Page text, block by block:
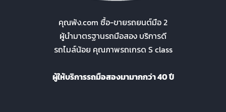
คุณพ้ง.com ซื้อ-ขายรถยนต์มือ 2
ผู้นำมาตรฐานรถมือสอง บริการดี
รถไมล์น้อย คุณภาพรถเกรด S class
ผู้ให้บริการรถมือสองมามากกว่า 40 ปี